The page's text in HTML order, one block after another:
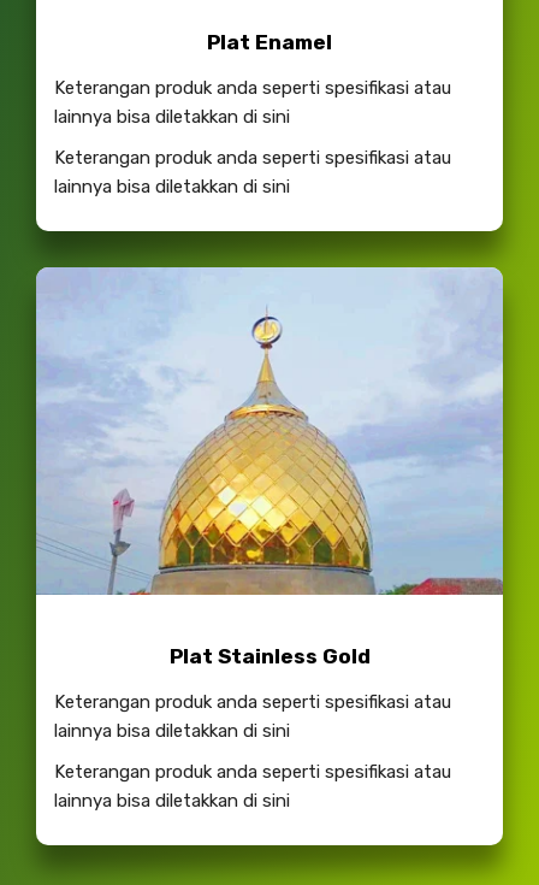
Plat Enamel
Keterangan produk anda seperti spesifikasi atau
lainnya bisa diletakkan di sini
Keterangan produk anda seperti spesifikasi atau
lainnya bisa diletakkan di sini
Plat Stainless Gold
Keterangan produk anda seperti spesifikasi atau
lainnya bisa diletakkan di sini
Keterangan produk anda seperti spesifikasi atau
lainnya bisa diletakkan di sini